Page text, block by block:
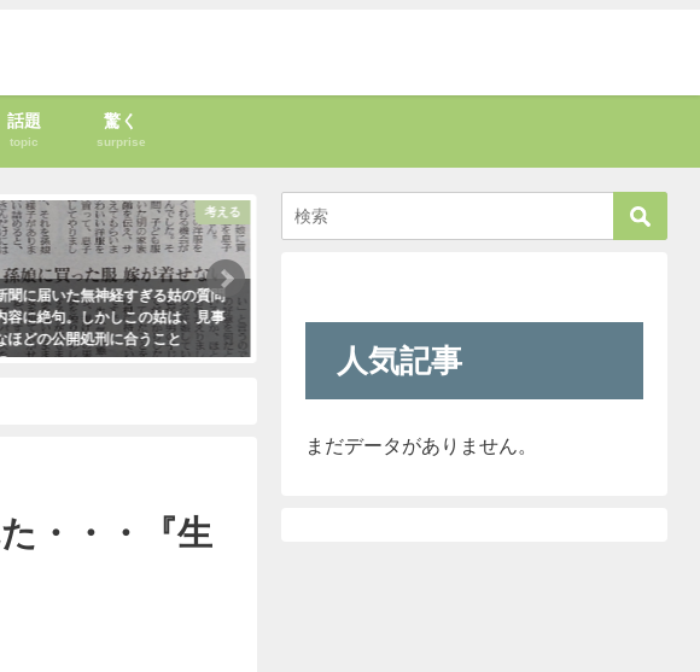
話題
topic
驚く
surprise
考える
聞に届いた無神経すぎる姑の質問
容に絶句。しかしこの姑は、見事
ほどの公開処刑に合うこと
・・・
2021年5月2日
（笑）
・・・『生
人気記事
まだデータがありません。